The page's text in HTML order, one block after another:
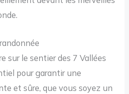
sur le sentier des 7 Vallées
pour garantir une
et sûre, que vous soyez un